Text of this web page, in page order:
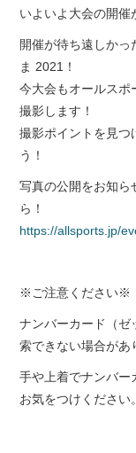
いよいよ大会の開催
開催が待ち遠しかっ
ま 2021 ！
今大会もオールスポ
撮影します！
撮影ポイントを見つ
う！
写真の公開をお知ら
ら！
https://allsports.jp/
※ご注意ください※
ナンバーカード（ゼ
索できない場合があ
手や上着でナンバー
お気をつけください。